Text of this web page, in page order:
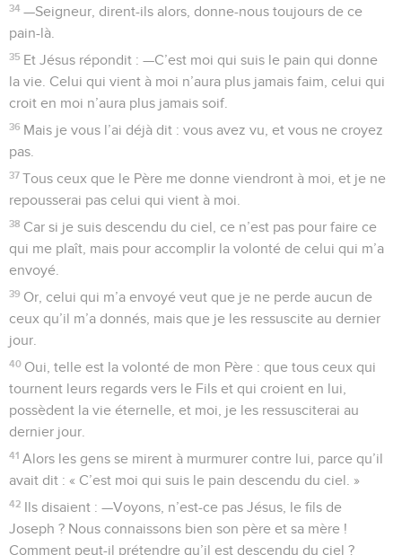
34 —Seigneur, dirent-ils alors, donne-nous toujours de ce
pain-là.
35 Et Jésus répondit : —C’est moi qui suis le pain qui donne
la vie. Celui qui vient à moi n’aura plus jamais faim, celui qui
croit en moi n’aura plus jamais soif.
36 Mais je vous l’ai déjà dit : vous avez vu, et vous ne croyez
pas.
37 Tous ceux que le Père me donne viendront à moi, et je ne
repousserai pas celui qui vient à moi.
38 Car si je suis descendu du ciel, ce n’est pas pour faire ce
qui me plaît, mais pour accomplir la volonté de celui qui m’a
envoyé.
39 Or, celui qui m’a envoyé veut que je ne perde aucun de
ceux qu’il m’a donnés, mais que je les ressuscite au dernier
jour.
40 Oui, telle est la volonté de mon Père : que tous ceux qui
tournent leurs regards vers le Fils et qui croient en lui,
possèdent la vie éternelle, et moi, je les ressusciterai au
dernier jour.
41 Alors les gens se mirent à murmurer contre lui, parce qu’il
avait dit : « C’est moi qui suis le pain descendu du ciel. »
42 Ils disaient : —Voyons, n’est-ce pas Jésus, le fils de
Joseph ? Nous connaissons bien son père et sa mère !
Comment peut-il prétendre qu’il est descendu du ciel ?